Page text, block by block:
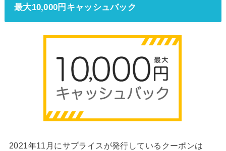
最大10,000円キャッシュバック
2021年11月にサプライスが発行しているクーポンは